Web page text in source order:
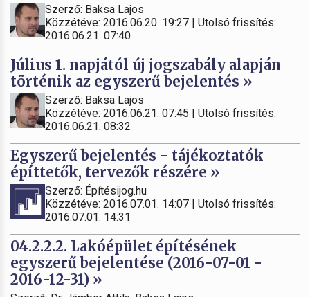
Szerző: Baksa Lajos
Közzétéve: 2016.06.20. 19:27 | Utolsó frissítés:
2016.06.21. 07:40
Július 1. napjától új jogszabály alapján
történik az egyszerű bejelentés »
Szerző: Baksa Lajos
Közzétéve: 2016.06.21. 07:45 | Utolsó frissítés:
2016.06.21. 08:32
Egyszerű bejelentés - tájékoztatók
építtetők, tervezők részére »
Szerző: Építésijog.hu
Közzétéve: 2016.07.01. 14:07 | Utolsó frissítés:
2016.07.01. 14:31
04.2.2.2. Lakóépület építésének
egyszerű bejelentése (2016-07-01 -
2016-12-31) »